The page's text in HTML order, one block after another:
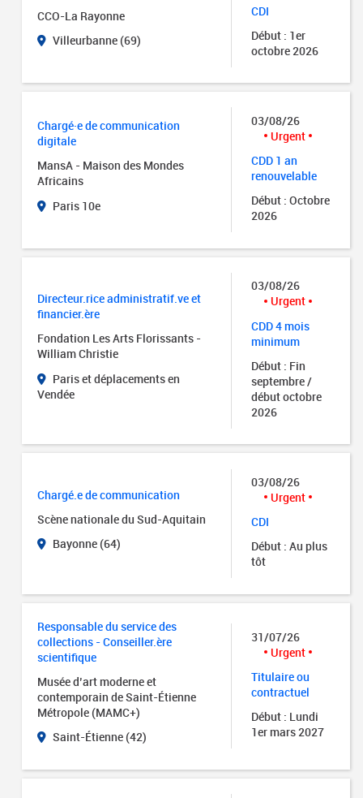
CCO-La Rayonne
Villeurbanne (69)
CDI
Début : 1er
octobre 2026
Chargé·e de communication
digitale
MansA - Maison des Mondes
Africains
Paris 10e
03/08/26
Urgent
CDD 1 an
renouvelable
Début : Octobre
2026
Directeur.rice administratif.ve et
financier.ère
Fondation Les Arts Florissants -
William Christie
Paris et déplacements en
Vendée
03/08/26
Urgent
CDD 4 mois
minimum
Début : Fin
septembre /
début octobre
2026
Chargé.e de communication
Scène nationale du Sud-Aquitain
Bayonne (64)
03/08/26
Urgent
CDI
Début : Au plus
tôt
Responsable du service des
collections - Conseiller.ère
scientifique
Musée d’art moderne et
contemporain de Saint-Étienne
Métropole (MAMC+)
Saint-Étienne (42)
31/07/26
Urgent
Titulaire ou
contractuel
Début : Lundi
1er mars 2027